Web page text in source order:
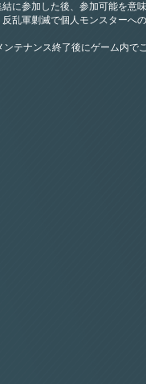
に参加した後、参加可能を意
乱軍剿滅で個人モンスターへ
テナンス終了後にゲーム内で